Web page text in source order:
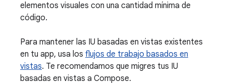
elementos visuales con una cantidad mínima de
código.
Para mantener las IU basadas en vistas existentes
en tu app, usa los flujos de trabajo basados en
vistas. Te recomendamos que migres tus IU
basadas en vistas a Compose.